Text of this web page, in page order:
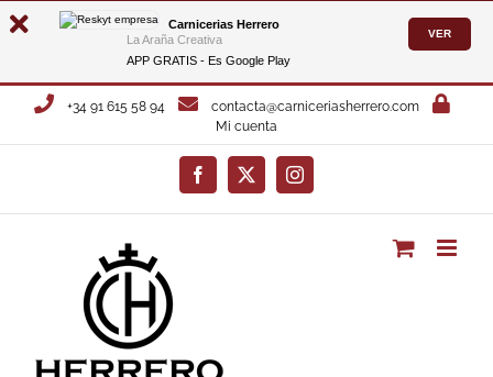
Carnicerias Herrero
La Araña Creativa
APP GRATIS - Es Google Play
VER
Saltar
+34 91 615 58 94
contacta@carniceriasherrero.com
Mi cuenta
Facebook
X Instagram